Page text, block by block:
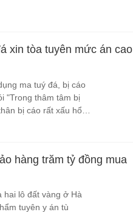
xin tòa tuyên mức án cao
ma tuý đá, bị cáo
"Trong thâm tâm bị
bị cáo rất xấu hổ
hàng trăm tỷ đồng mua
hai lô đất vàng ở Hà
tuyên y án tù